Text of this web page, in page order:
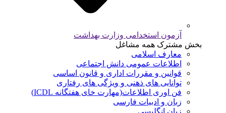
آزمون استخدامی وزارت بهداشت
بخش مشترک همه مشاغل
معارف اسلامی
اطلاعات عمومی دانش اجتماعی
قوانین و مقررات اداری و قانون اساسی
توانایی های ذهنی و ویژگی های رفتاری
فن اوری اطلاعات(مهارت خای هفتگانه ICDL)
زبان و ادبیات فارسی
زبان انگلیسی